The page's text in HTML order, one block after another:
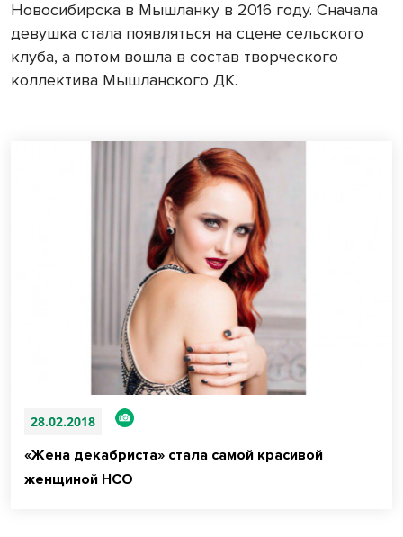
Новосибирска в Мышланку в 2016 году. Сначала
девушка стала появляться на сцене сельского
клуба, а потом вошла в состав творческого
коллектива Мышланского ДК.
28.02.2018
«Жена декабриста» стала самой красивой
женщиной НСО